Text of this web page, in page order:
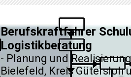
Berufskraftfahrer
Logistikberatung
- Planung und
Bielefeld, Kreis Gütersloh